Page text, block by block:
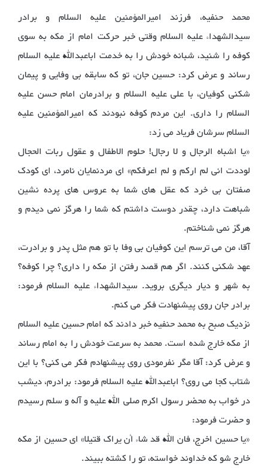
محمد حنفیه، فرزند امیرالمؤمنین علیه السلام و برادر
سیدالشهداء علیه السلام وقتی خبر حرکت امام از مکه به سوی
کوفه را شنید، شبانه خودش را به خدمت اباعبدالله علیه السلام
رساند و عرض کرد: حسین جان، تو که سابقه بی وفایی و پیمان
شکنی کوفیان، با علی علیه السلام و برادرمان امام حسن علیه
السلام را داری. این مردم کوفه نبودند که امیرالمؤمنین علیه
السلام سرشان فریاد می زد:
«یا اشباه الرجال و لا رجال! حلوم الاطفال و عقول ربات الحجال
لوددت انی لم ارکم و لم اعرفکم» ای مردنمایان نامرد، ای کودک
صفتان بی خرد که عقل های شما به عروس های پرده نشین
شباهت دارد، چقدر دوست داشتم که شما را هرگز نمی دیدم و
هرگز نمی شناختم.
آقا، من می ترسم این کوفیان بی وفا با تو هم مثل پدر و برادرت،
عهد شکنی کنند. اگر هم قصد رفتن از مکه را داری؟ چرا کوفه؟
به شهر و دیار دیگری بروید. سیدالشهداء علیه السلام فرمود:
برادر جان روی پیشنهادت فکر می کنم.
نزدیک صبح به محمد حنفیه خبر دادند که امام حسین علیه السلام
از مکه خارج شده است. محمد به سرعت خودش را به امام رساند
و عرض کرد: آقا مگر نفرمودی روی پیشنهادم فکر می کنی؟ با این
شتاب کجا می روی؟ اباعبدالله علیه السلام فرمود: برادرم، دیشب
در خواب به محضر رسول اکرم صلی الله علیه و آله و سلم رسیدم
و حضرت فرمود:
«یا حسین اخرج، فان الله قد شاء أن یراک قتیلا» ای حسین از مکه
خارج شو که خداوند خواسته، تو را کشته ببیند.